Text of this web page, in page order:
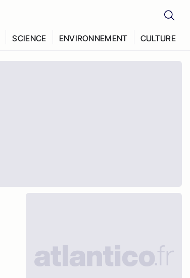
SCIENCE ENVIRONNEMENT CULTURE